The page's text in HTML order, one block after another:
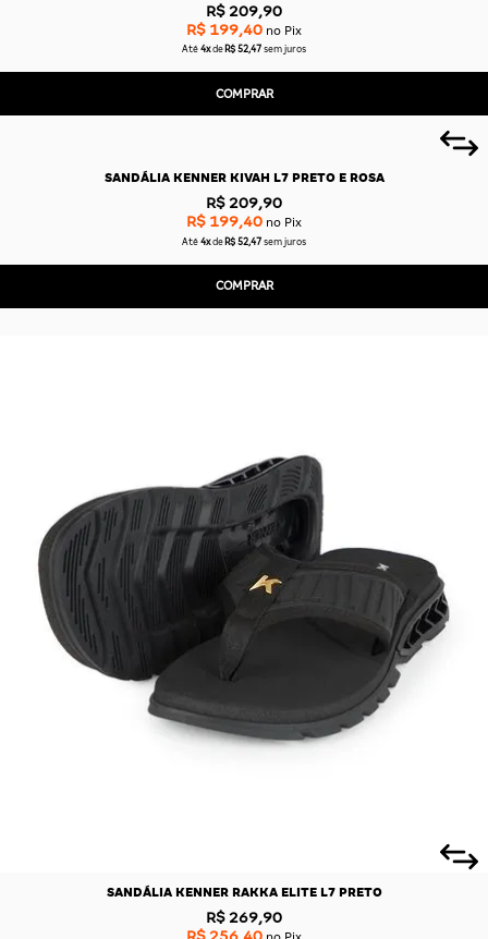
R$ 209,90
R$ 199,40 no Pix
Até 4x de R$ 52,47 sem juros
COMPRAR
SANDÁLIA KENNER KIVAH L7 PRETO E ROSA
R$ 209,90
R$ 199,40 no Pix
Até 4x de R$ 52,47 sem juros
COMPRAR
SANDÁLIA KENNER RAKKA ELITE L7 PRETO
R$ 269,90